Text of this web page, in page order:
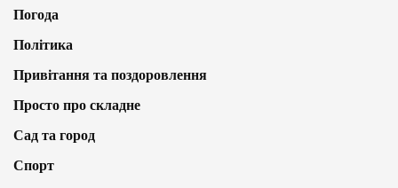
Погода
Політика
Привітання та поздоровлення
Просто про складне
Сад та город
Спорт